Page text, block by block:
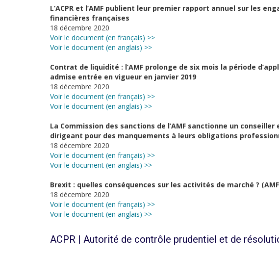
L’ACPR et l’AMF publient leur premier rapport annuel sur les
financières françaises
18 décembre 2020
Voir le document (en français) >>
Voir le document (en anglais) >>
Contrat de liquidité : l’AMF prolonge de six mois la période
admise entrée en vigueur en janvier 2019
18 décembre 2020
Voir le document (en français) >>
Voir le document (en anglais) >>
La Commission des sanctions de l’AMF sanctionne un
dirigeant pour des manquements à leurs obligations
18 décembre 2020
Voir le document (en français) >>
Voir le document (en anglais) >>
Brexit : quelles conséquences sur les activités de marché ?
18 décembre 2020
Voir le document (en français) >>
Voir le document (en anglais) >>
ACPR | Autorité de contrôle prudentiel et de